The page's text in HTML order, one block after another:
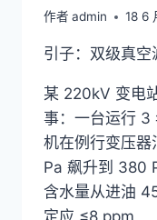
作者 admin 18 6
引子：双级真空
某 220kV 变电
事：一台运行 3
机在例行变压
Pa 飙升到 380
含水量从进油